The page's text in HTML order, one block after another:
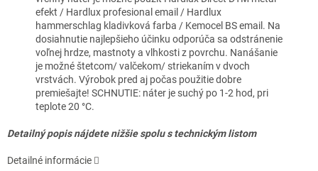
efekt / Hardlux profesional email / Hardlux
hammerschlag kladivková farba / Kemocel BS email. Na
dosiahnutie najlepšieho účinku odporúča sa odstránenie
voľnej hrdze, mastnoty a vlhkosti z povrchu. Nanášanie
je možné štetcom/ valčekom/ striekaním v dvoch
vrstvách. Výrobok pred aj počas použitie dobre
premiešajte! SCHNUTIE: náter je suchý po 1-2 hod, pri
teplote 20 °C.
Detailný popis nájdete nižšie spolu s technickým listom
Detailné informácie